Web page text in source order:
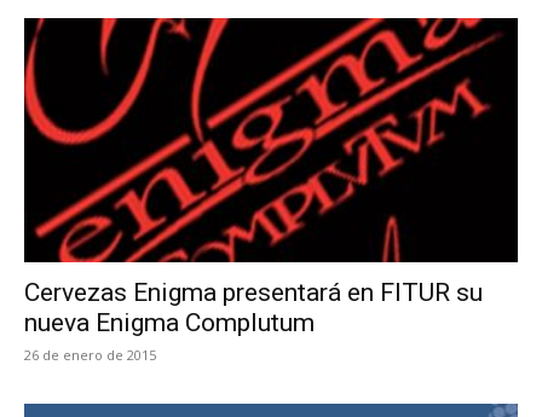
Cervezas Enigma presentará en FITUR su
nueva Enigma Complutum
26 de enero de 2015